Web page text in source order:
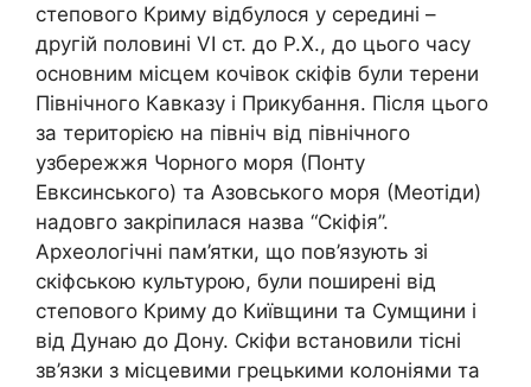
степового Криму відбулося у середині –
другій половині VI ст. до Р.Х., до цього часу
основним місцем кочівок скіфів були терени
Північного Кавказу і Прикубання. Після цього
за територією на північ від північного
узбережжя Чорного моря (Понту
Евксинського) та Азовського моря (Меотіди)
надовго закріпилася назва “Скіфія”.
Археологічні пам’ятки, що пов’язують зі
скіфською культурою, були поширені від
степового Криму до Київщини та Сумщини і
від Дунаю до Дону. Скіфи встановили тісні
зв’язки з місцевими грецькими колоніями та